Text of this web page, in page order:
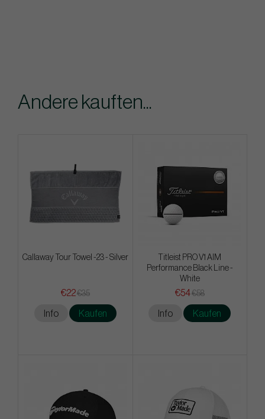
Andere kauften...
Callaway Tour Towel -23 - Silver
€22€35
Info Kaufen
Titleist PRO V1 AIM
Performance Black Line -
White
€54€58
Info Kaufen